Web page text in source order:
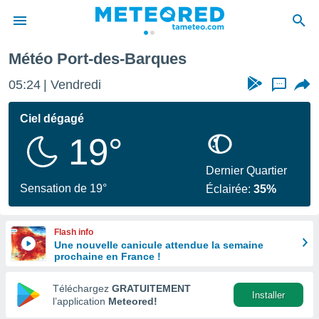
de
en
Météo Port-des-Barques
05:24 Vendredi ...
Ciel dégagé
19°
Sensation de 19°
Dernier Quartier
Éclairée:35%
Flash info
Une nouvelle canicule attendue la semaine
prochaine en France !
Téléchargez GRATUITEMENT
l’application Meteored!
Installer